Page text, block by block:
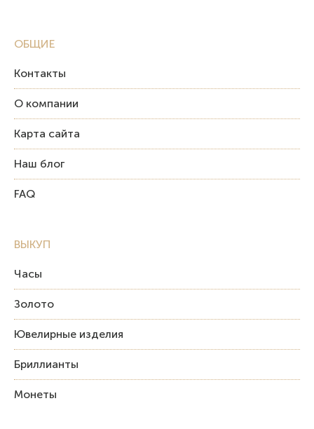
ОБЩИЕ
Контакты
О компании
Карта сайта
Наш блог
FAQ
ВЫКУП
Часы
Золото
Ювелирные изделия
Бриллианты
Монеты